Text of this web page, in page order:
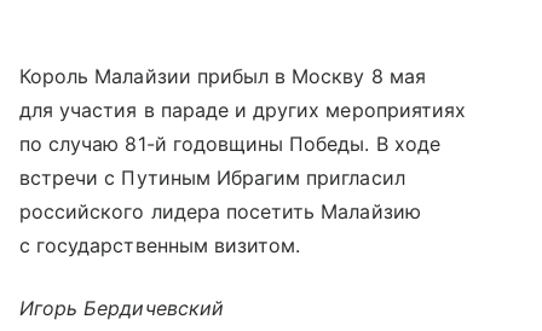
Король Малайзии прибыл в Москву 8 мая
для участия в параде и других мероприятиях
по случаю 81-й годовщины Победы. В ходе
встречи с Путиным Ибрагим пригласил
российского лидера посетить Малайзию
с государственным визитом.
Игорь Бердичевский